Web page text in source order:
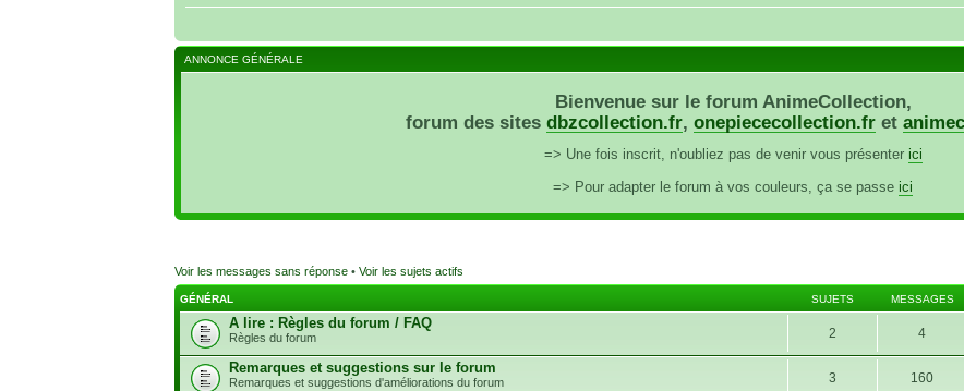
ANNONCE GÉNÉRALE
Bienvenue sur le forum AnimeCollection,
forum des sites dbzcollection.fr, onepiececollection.fr et
=> Une fois inscrit, n'oubliez pas de venir vous présenter ici
=> Pour adapter le forum à vos couleurs, ça se passe ici
Voir les messages sans réponse • Voir les sujets actifs
GÉNÉRAL SUJETS MESSAGES
A lire : Règles du forum / FAQ
Règles du forum 2 4
Remarques et suggestions sur le forum
Remarques et suggestions d'améliorations du forum 3 160